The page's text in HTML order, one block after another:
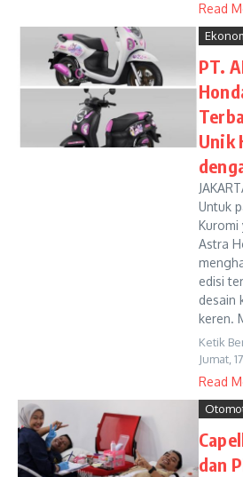
Read
PT.
Unik
Untuk
Kuromi
Astra
edisi
desain
keren.
Ketik
Jumat,
Read
dan